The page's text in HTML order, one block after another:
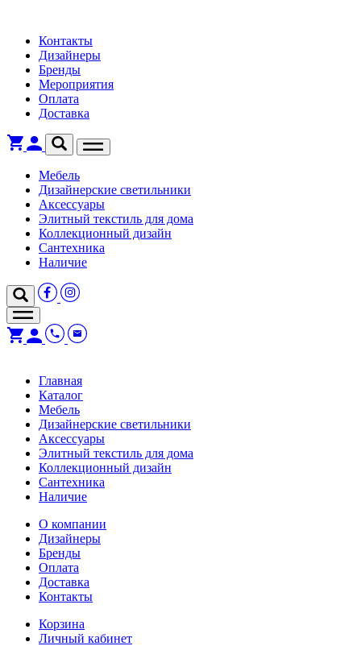
Контакты
Дизайнеры
Бренды
Мероприятия
Оплата
Доставка
Мебель
Дизайнерские светильники
Аксессуары
Элитный текстиль для дома
Коллекционный дизайн
Сантехника
Наличие
Главная
Каталог
Мебель
Дизайнерские светильники
Аксессуары
Элитный текстиль для дома
Коллекционный дизайн
Сантехника
Наличие
О компании
Дизайнеры
Бренды
Оплата
Доставка
Контакты
Корзина
Личный кабинет